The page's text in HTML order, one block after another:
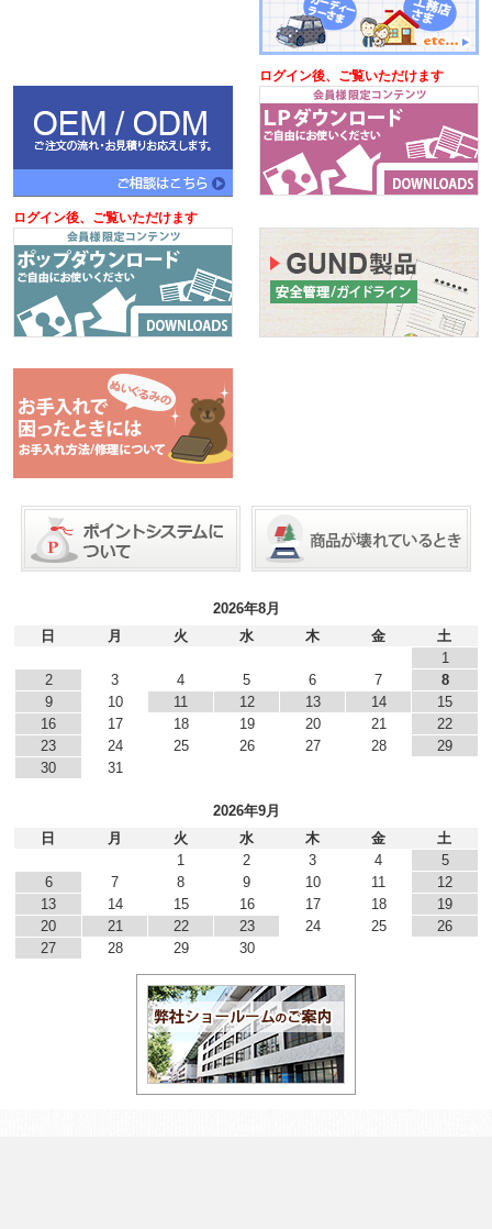
ログイン後、ご覧いただけます
ログイン後、ご覧いただけます
2026年8月
日
月 火 水 木 金
土
1
2
3 4 5 6 7
8
9
10 11 12 13 14
15
16
17 18 19 20 21
22
23
24 25 26 27 28
29
30
31
2026年9月
日
月 火 水 木 金
土
1
2 3 4
5
6
7 8 9 10 11
12
13
14 15 16 17 18
19
20
21 22 23 24 25
26
27
28 29 30